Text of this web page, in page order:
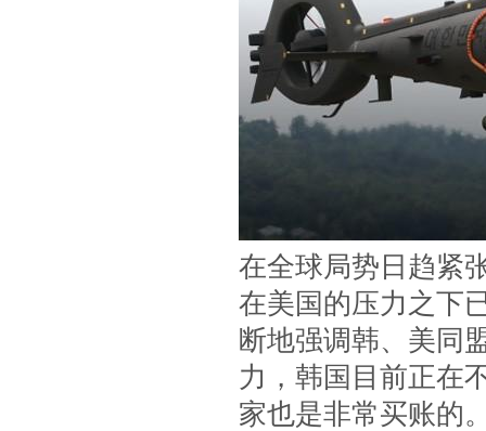
在全球局势日趋紧
在美国的压力之下
断地强调韩、美同
力，韩国目前正在
家也是非常买账的